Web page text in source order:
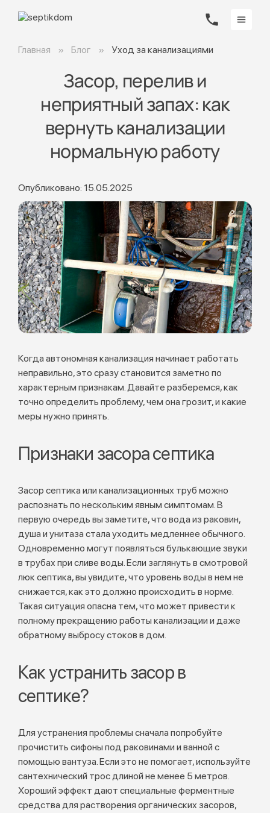
Главная Блог Уход за канализациями
Засор, перелив и
неприятный запах: как
вернуть канализации
нормальную работу
Опубликовано: 15.05.2025
Когда автономная канализация начинает работать
неправильно, это сразу становится заметно по
характерным признакам. Давайте разберемся, как
точно определить проблему, чем она грозит, и какие
меры нужно принять.
Признаки засора септика
Засор септика или канализационных труб можно
распознать по нескольким явным симптомам. В
первую очередь вы заметите, что вода из раковин,
душа и унитаза стала уходить медленнее обычного.
Одновременно могут появляться булькающие звуки
в трубах при сливе воды. Если заглянуть в смотровой
люк септика, вы увидите, что уровень воды в нем не
снижается, как это должно происходить в норме.
Такая ситуация опасна тем, что может привести к
полному прекращению работы канализации и даже
обратному выбросу стоков в дом.
Как устранить засор в
септике?
Для устранения проблемы сначала попробуйте
прочистить сифоны под раковинами и ванной с
помощью вантуза. Если это не помогает, используйте
сантехнический трос длиной не менее 5 метров.
Хороший эффект дают специальные ферментные
средства для растворения органических засоров,